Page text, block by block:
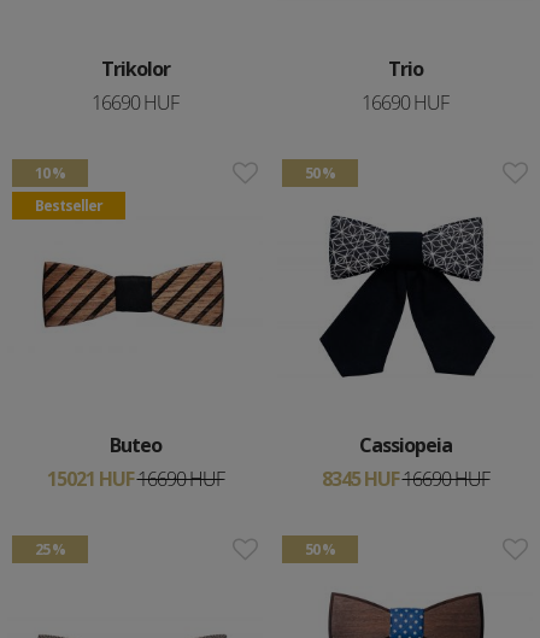
Trikolor
16690 HUF
Trio
16690 HUF
10 %
Bestseller
Buteo
15021 HUF16690 HUF
50 %
Cassiopeia
8345 HUF16690 HUF
25 % 50 %